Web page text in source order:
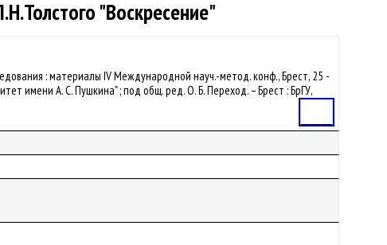
"Воскресение"
: материалы IV Международной науч.-метод. конф., Брест, 25 -
имени А. С. Пушкина" ; под общ. ред. О. Б. Переход. – Брест : БрГУ,